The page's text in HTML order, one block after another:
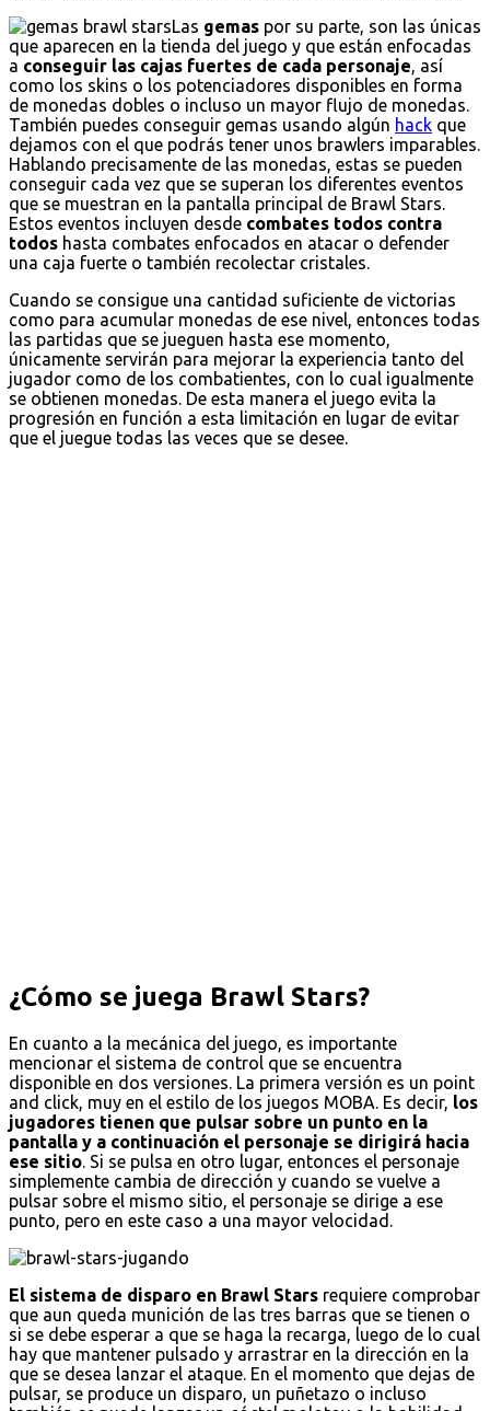
Las gemas por su parte, son las únicas
que aparecen en la tienda del juego y que están enfocadas
a conseguir las cajas fuertes de cada personaje , así
como los skins o los potenciadores disponibles en forma
de monedas dobles o incluso un mayor flujo de monedas.
También puedes conseguir gemas usando algún hack que
dejamos con el que podrás tener unos brawlers imparables.
Hablando precisamente de las monedas, estas se pueden
conseguir cada vez que se superan los diferentes eventos
que se muestran en la pantalla principal de Brawl Stars.
Estos eventos incluyen desde combates todos contra
todos hasta combates enfocados en atacar o defender
una caja fuerte o también recolectar cristales.
Cuando se consigue una cantidad suficiente de victorias
como para acumular monedas de ese nivel, entonces todas
las partidas que se jueguen hasta ese momento,
únicamente servirán para mejorar la experiencia tanto del
jugador como de los combatientes, con lo cual igualmente
se obtienen monedas. De esta manera el juego evita la
progresión en función a esta limitación en lugar de evitar
que el juegue todas las veces que se desee.
¿Cómo se juega Brawl Stars?
En cuanto a la mecánica del juego, es importante
mencionar el sistema de control que se encuentra
disponible en dos versiones. La primera versión es un point
and click, muy en el estilo de los juegos MOBA. Es decir, los
jugadores tienen que pulsar sobre un punto en la
pantalla y a continuación el personaje se dirigirá hacia
ese sitio. Si se pulsa en otro lugar, entonces el personaje
simplemente cambia de dirección y cuando se vuelve a
pulsar sobre el mismo sitio, el personaje se dirige a ese
punto, pero en este caso a una mayor velocidad.
El sistema de disparo en Brawl Stars requiere comprobar
que aun queda munición de las tres barras que se tienen o
si se debe esperar a que se haga la recarga, luego de lo cual
hay que mantener pulsado y arrastrar en la dirección en la
que se desea lanzar el ataque. En el momento que dejas de
pulsar, se produce un disparo, un puñetazo o incluso